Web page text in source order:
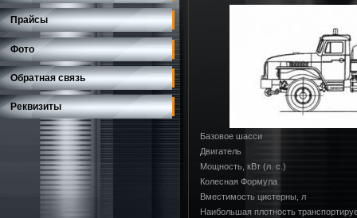
Прайсы
Фото
Обратная связь
Реквизиты
Базовое шасси
Двигатель
Мощность, кВт (л. с.)
Колесная Формула
Вместимость цистерны, л
Наибольшая плотность